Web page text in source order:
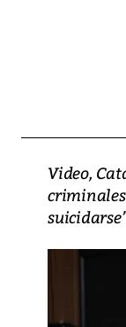
Video,
suicidarse’